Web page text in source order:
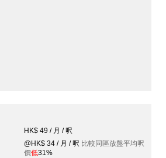
HK$ 49 / 月 / 呎
@HK$ 34 / 月 / 呎 比較同區放盤平均呎
價低31%